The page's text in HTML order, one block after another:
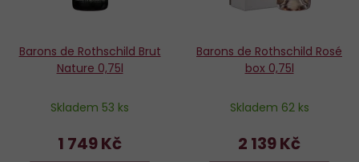
Barons de Rothschild Brut
Nature 0,75l
Skladem 53 ks
1 749 Kč
Barons de Rothschild Rosé
box 0,75l
Skladem 62 ks
2 139 Kč